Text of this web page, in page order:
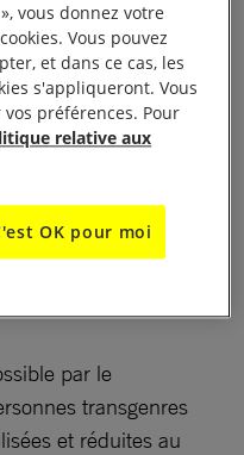
victimes de crimes
important que les
témoignages soient
en train de se
Laverne Cox au
de plus en plus de
« Je suis
par le
transgenres
et réduites au
», vous donnez votre
Vous pouvez
et dans ce cas, les
s'appliqueront. Vous
préférences. Pour
relative aux
OK pour moi